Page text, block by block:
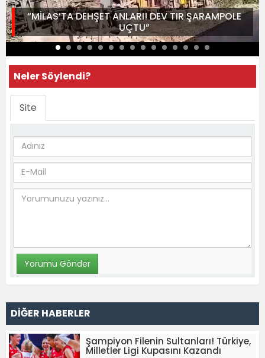
“MİLAS’TA DEHŞET ANLARI! DEV TIR ŞARAMPOLE
UÇTU”
Neler Söylendi?
Site
DİĞER HABERLER
Şampiyon Filenin Sultanları! Türkiye,
Milletler Ligi Kupasını Kazandı